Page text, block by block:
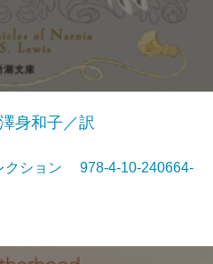
身和子／訳
クション 978-4-10-240664-